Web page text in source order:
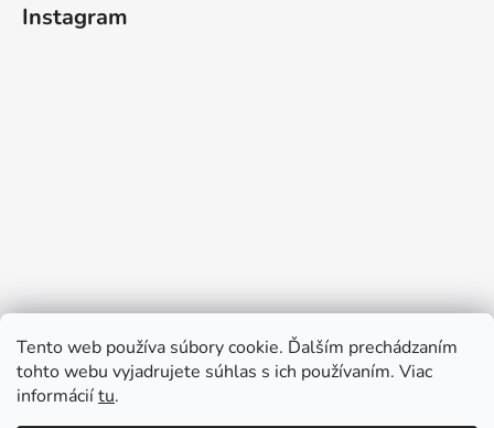
Tento web používa súbory cookie. Ďalším prechádzaním
tohto webu vyjadrujete súhlas s ich používaním. Viac
informáciítu.
Instagram